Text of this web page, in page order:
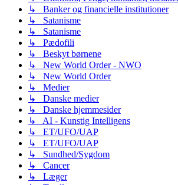
↳ Banker og financielle institutioner
↳ Satanisme
↳ Satanisme
↳ Pædofili
↳ Beskyt børnene
↳ New World Order - NWO
↳ New World Order
↳ Medier
↳ Danske medier
↳ Danske hjemmesider
↳ AI - Kunstig Intelligens
↳ ET/UFO/UAP
↳ ET/UFO/UAP
↳ Sundhed/Sygdom
↳ Cancer
↳ Læger